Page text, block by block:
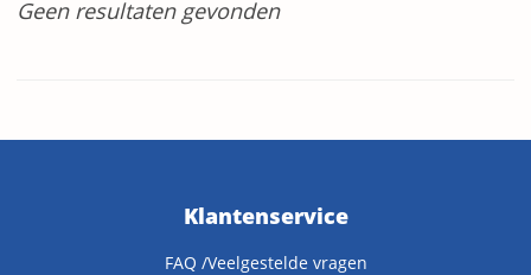
Geen resultaten gevonden
Klantenservice
FAQ /Veelgestelde vragen